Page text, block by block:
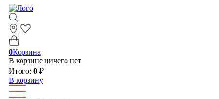
0Корзина
В корзине ничего нет
Итого: 0 ₽
В корзину